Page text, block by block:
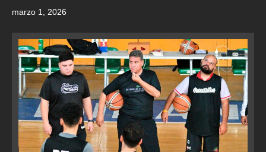
marzo 1, 2026